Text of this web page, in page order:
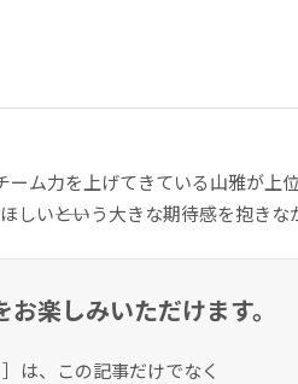
ム力を上げてきている山雅が上
い――という大きな期待感を抱きな
お楽しみいただけます。
は、この記事だけでなく